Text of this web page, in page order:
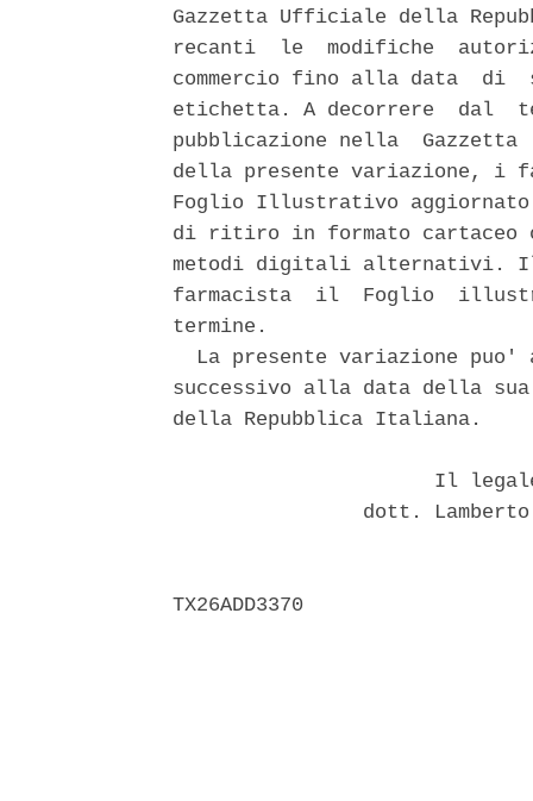
Gazzetta Ufficiale della
recanti  le  modifiche
commercio fino alla data  di
etichetta. A decorrere  dal
pubblicazione nella
della presente variazione, i
Foglio Illustrativo
di ritiro in formato cartaceo
metodi digitali alternativi.
farmacista  il  Foglio
termine.
La presente variazione puo'
successivo alla data della
della Repubblica Italiana.
Il
dott.